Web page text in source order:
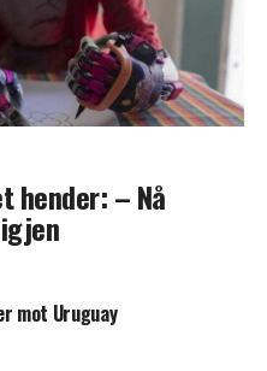
hender: – Nå
mot Uruguay